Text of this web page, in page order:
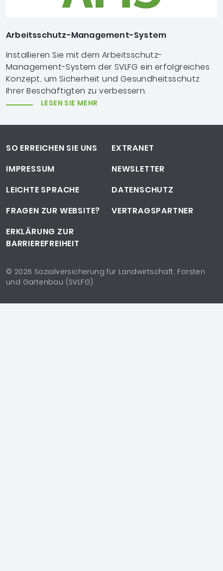
Arbeitsschutz-Management-System
Installieren Sie mit dem Arbeitsschutz-
Management-System der SVLFG ein erfolgreiches
Konzept, um Sicherheit und Gesundheitsschutz
Ihrer Beschäftigten zu verbessern.
LESEN SIE MEHR
Copyrighthinweis
© 2026 Sozialversicherung für Landwirtschaft, Forsten
und Gartenbau (SVLFG)
Footer-Navigation
SO ERREICHEN SIE UNS
EXTRANET
IMPRESSUM
NEWSLETTER
LEICHTE SPRACHE
DATENSCHUTZ
FRAGEN ZUR WEBSITE?
VERTRAGSPARTNER
ERKLÄRUNG ZUR
BARRIEREFREIHEIT